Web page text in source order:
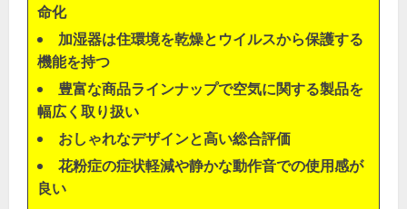
命化
加湿器は住環境を乾燥とウイルスから保護する
機能を持つ
豊富な商品ラインナップで空気に関する製品を
幅広く取り扱い
おしゃれなデザインと高い総合評価
花粉症の症状軽減や静かな動作音での使用感が
良い